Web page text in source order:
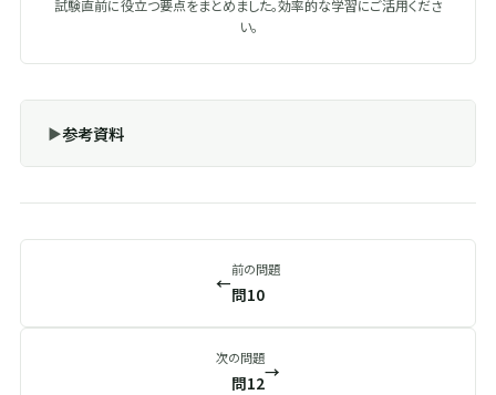
試験直前に役立つ要点をまとめました。効率的な学習にご活用くださ
い。
参考資料
←
前の問題
問10
次の問題
問12
→